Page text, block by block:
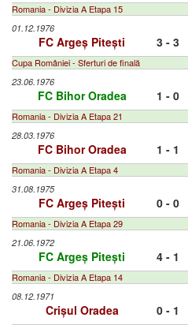
Romania - Divizia A Etapa 15
01.12.1976
FC Argeș Pitești 3 - 3
Cupa României - Sferturi de finală
23.06.1976
FC Bihor Oradea 1 - 0
Romania - Divizia A Etapa 21
28.03.1976
FC Bihor Oradea 1 - 1
Romania - Divizia A Etapa 4
31.08.1975
FC Argeș Pitești 0 - 0
Romania - Divizia A Etapa 29
21.06.1972
FC Argeș Pitești 4 - 1
Romania - Divizia A Etapa 14
08.12.1971
Crișul Oradea 0 - 1